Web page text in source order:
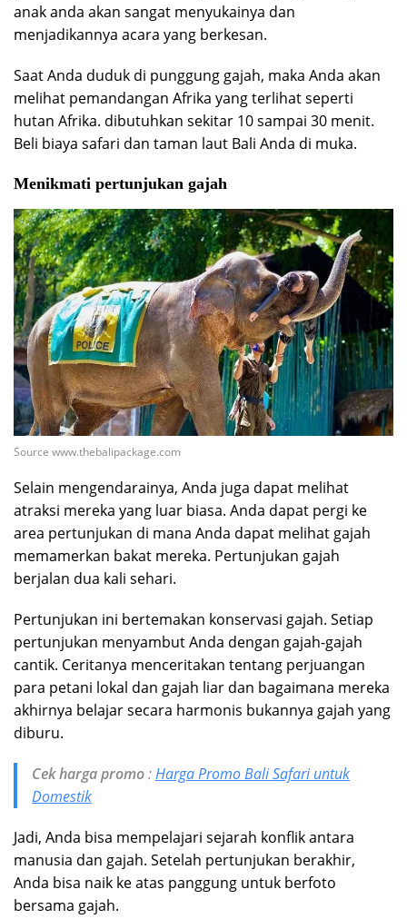
anak anda akan sangat menyukainya dan
menjadikannya acara yang berkesan.
Saat Anda duduk di punggung gajah, maka Anda akan
melihat pemandangan Afrika yang terlihat seperti
hutan Afrika. dibutuhkan sekitar 10 sampai 30 menit.
Beli biaya safari dan taman laut Bali Anda di muka.
Menikmati pertunjukan gajah
Source www.thebalipackage.com
Selain mengendarainya, Anda juga dapat melihat
atraksi mereka yang luar biasa. Anda dapat pergi ke
area pertunjukan di mana Anda dapat melihat gajah
memamerkan bakat mereka. Pertunjukan gajah
berjalan dua kali sehari.
Pertunjukan ini bertemakan konservasi gajah. Setiap
pertunjukan menyambut Anda dengan gajah-gajah
cantik. Ceritanya menceritakan tentang perjuangan
para petani lokal dan gajah liar dan bagaimana mereka
akhirnya belajar secara harmonis bukannya gajah yang
diburu.
Cek harga promo:Harga Promo Bali Safari untuk
Domestik
Jadi, Anda bisa mempelajari sejarah konflik antara
manusia dan gajah. Setelah pertunjukan berakhir,
Anda bisa naik ke atas panggung untuk berfoto
bersama gajah.